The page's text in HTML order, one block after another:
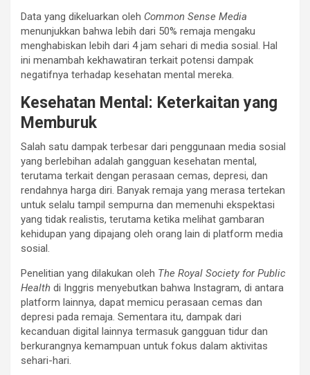
Data yang dikeluarkan oleh Common Sense Media
menunjukkan bahwa lebih dari 50% remaja mengaku
menghabiskan lebih dari 4 jam sehari di media sosial. Hal
ini menambah kekhawatiran terkait potensi dampak
negatifnya terhadap kesehatan mental mereka.
Kesehatan Mental: Keterkaitan yang
Memburuk
Salah satu dampak terbesar dari penggunaan media sosial
yang berlebihan adalah gangguan kesehatan mental,
terutama terkait dengan perasaan cemas, depresi, dan
rendahnya harga diri. Banyak remaja yang merasa tertekan
untuk selalu tampil sempurna dan memenuhi ekspektasi
yang tidak realistis, terutama ketika melihat gambaran
kehidupan yang dipajang oleh orang lain di platform media
sosial.
Penelitian yang dilakukan oleh The Royal Society for Public
Health di Inggris menyebutkan bahwa Instagram, di antara
platform lainnya, dapat memicu perasaan cemas dan
depresi pada remaja. Sementara itu, dampak dari
kecanduan digital lainnya termasuk gangguan tidur dan
berkurangnya kemampuan untuk fokus dalam aktivitas
sehari-hari.